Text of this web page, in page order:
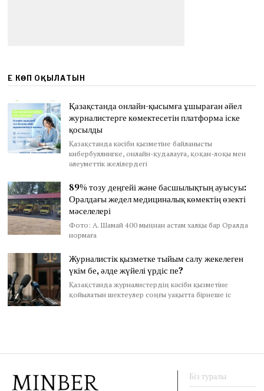
ЕҢ КӨП ОҚЫЛАТЫН
Қазақстанда онлайн-қысымға ұшыраған әйел
журналистерге көмектесетін платформа іске
қосылды
Қазақстанда кәсіби қызметіне байланысты
кибербуллингке, онлайн-қудалауға, қоқан-лоқы мен
әлеуметтік желілердегі
89% тозу деңгейі және басшылықтың ауысуы:
Оралдағы жедел медициналық көмектің өзекті
мәселелері
Фото: А. Шамай 400 мыңнан астам халқы бар Оралда
нормаға
Журналистік қызметке тыйым салу жекелеген
үкім бе, әлде жүйелі үрдіс пе?
Қазақстанда журналистердің кәсіби қызметіне
қойылатын шектеулер соңғы уақытта бірнеше іс
Біз туралы